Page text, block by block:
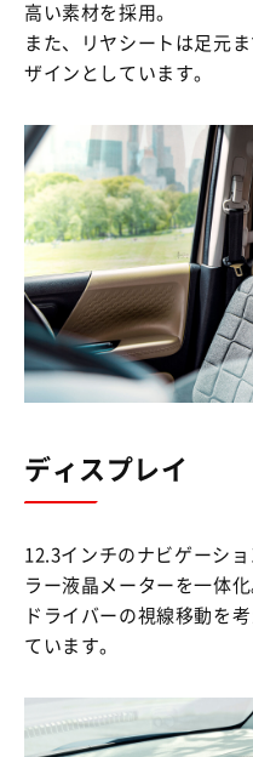
高い素材を採用。
また、リヤシートは足元
ザインとしています。
ディスプレイ
12.3インチのナビゲーシ
ラー液晶メーターを一体化
ドライバーの視線移動を
ています。